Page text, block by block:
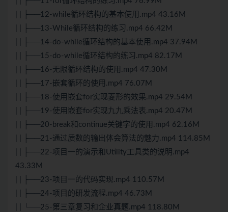
| | ├──12-while循环结构的基本使用.mp4 43.16M
| | ├──13-While循环结构的练习.mp4 66.42M
| | ├──14-do-while循环结构的基本使用.mp4 37.94M
| | ├──15-do-while循环结构的练习.mp4 82.17M
| | ├──16-无限循环结构的使用.mp4 47.30M
| | ├──17-嵌套循环的使用.mp4 76.07M
| | ├──18-使用嵌套for实现菱形的效果.mp4 29.54M
| | ├──19-使用嵌套for实现九九乘法表.mp4 20.47M
| | ├──20-break和continue关键字的使用.mp4 62.16M
| | ├──21-通过质数的输出体会算法 的魅力.mp4 114.85M
| | ├──22-项目一的演示和Utility工具类的说明.mp4
43.33M
| | ├──23-项目一的代码实现.mp4 110.57M
| | ├──24-项目的研发流程.mp4 46.73M
| | └──25-第三章复习和企业真题.mp4 118.80M